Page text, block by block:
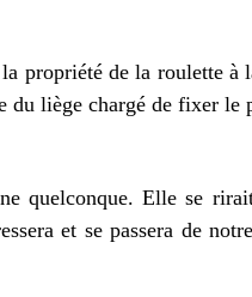
propriété de la roulette à
du liège chargé de fixer le
quelconque. Elle se
et se passera de